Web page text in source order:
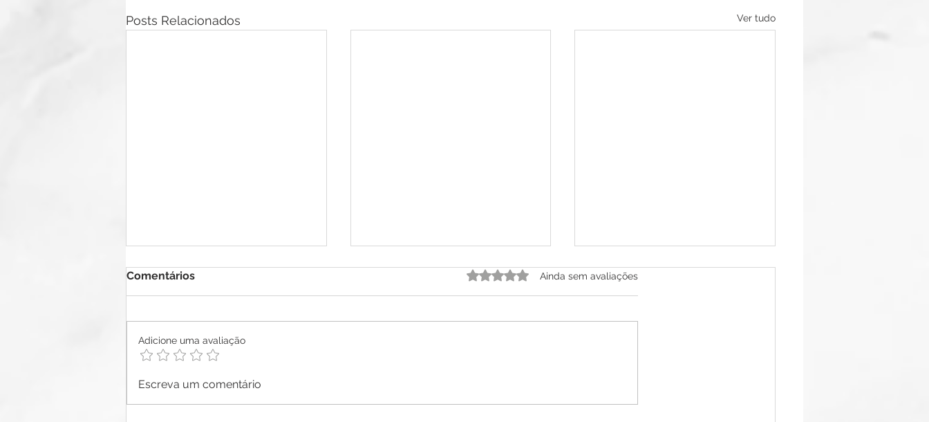
Posts Relacionados Ver tudo
OS DESAFIOS NA
Comentários Avaliado com 0 de 5 estrelas.
Ainda sem avaliações
Adicione uma avaliação
Escreva um comentário